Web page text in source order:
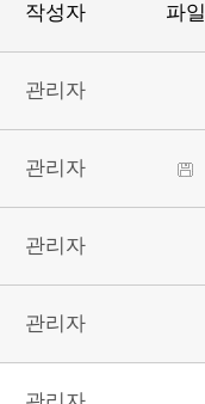
작성자 파일
관리자
관리자
관리자
관리자